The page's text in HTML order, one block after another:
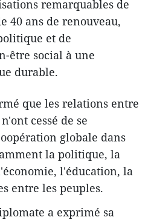
remarquables de
40 ans de renouveau,
et de
être social à une
durable.
que les relations entre
cessé de se
globale dans
la politique, la
l'éducation, la
entre les peuples.
a exprimé sa